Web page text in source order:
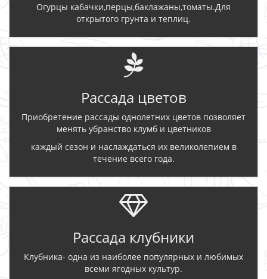
Огурцы кабачки,перцы,баклажаны,томаты.Для
открытого грунта и теплиц.
Рассада цветов
Приобретение рассады однолетних цветов позволяет
менять убранство клумб и цветников
каждый сезон и наслаждаться их великолепием в
течение всего года.
Рассада клубники
Клубника- одна из наиболее популярных и любимых
всеми ягодных культур.